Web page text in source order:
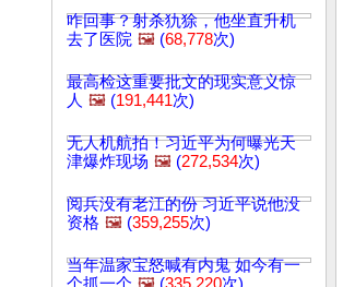
咋回事？射杀犰狳，他坐直升机
去了医院 🖼️ (68,778次)
最高检这重要批文的现实意义惊
人 🖼️ (191,441次)
无人机航拍！习近平为何曝光天
津爆炸现场 🖼️ (272,534次)
阅兵没有老江的份 习近平说他没
资格 🖼️ (359,255次)
当年温家宝怒喊有内鬼 如今有一